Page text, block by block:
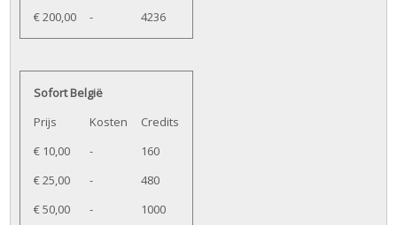
€ 200,00
- 4236
Sofort België
Prijs
Kosten
Credits
€ 10,00
-
160
€ 25,00
-
480
€ 50,00
-
1000